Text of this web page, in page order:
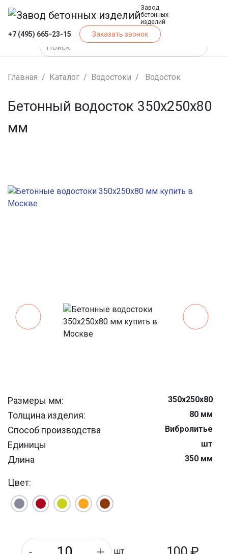
Завод
бетонных
изделий
+7 (495) 665-23-15 Заказать звонок
Главная Каталог Водостоки Водосток
Бетонный водосток 350х250х80
мм
Размеры мм: 350х250х80
Толщина изделия: 80 мм
Способ производства Вибролитье
Единицы шт
Длина 350 мм
Цвет:
шт